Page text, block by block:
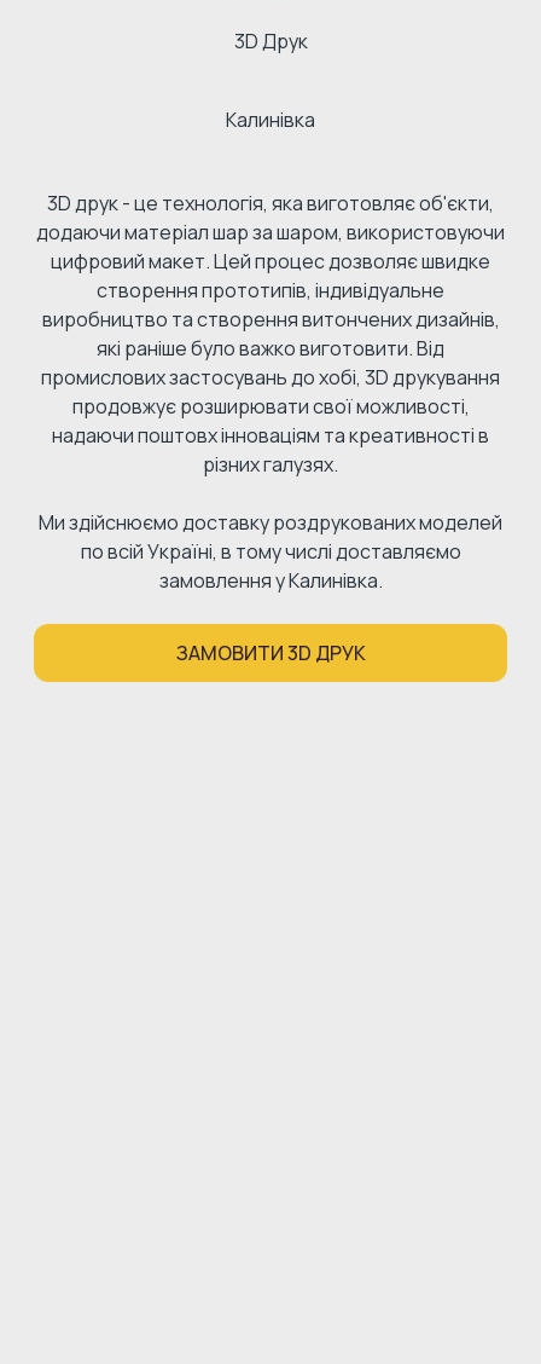
3D Друк
Калинівка
3D друк - це технологія, яка виготовляє об'єкти,
додаючи матеріал шар за шаром, використовуючи
цифровий макет. Цей процес дозволяє швидке
створення прототипів, індивідуальне
виробництво та створення витончених дизайнів,
які раніше було важко виготовити. Від
промислових застосувань до хобі, 3D друкування
продовжує розширювати свої можливості,
надаючи поштовх інноваціям та креативності в
різних галузях.
Ми здійснюємо доставку роздрукованих моделей
по всій Україні, в тому числі доставляємо
замовлення у Калинівка.
ЗАМОВИТИ 3D ДРУК